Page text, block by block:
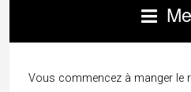
Vous commencez à manger le